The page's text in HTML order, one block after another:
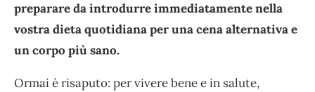
preparare da introdurre immediatamente nella
vostra dieta quotidiana per una cena alternativa e
un corpo più sano.
Ormai è risaputo: per vivere bene e in salute,